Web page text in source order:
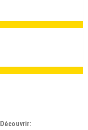
Découvrir: